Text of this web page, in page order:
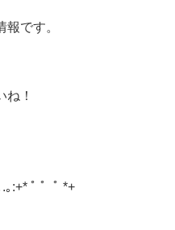
です。
！
｡:+* ﾟ ゜ﾟ *+